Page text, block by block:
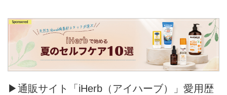
▶通販サイト「iHerb（アイハーブ）」愛用歴